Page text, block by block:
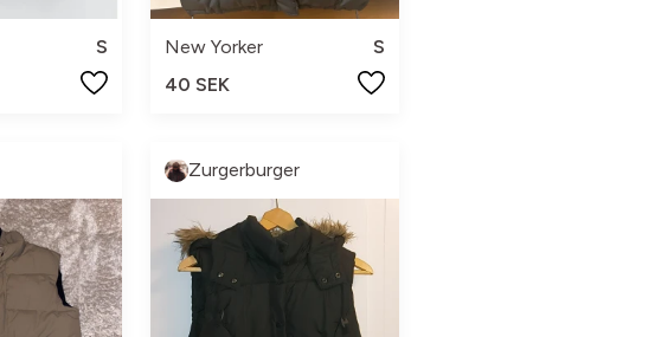
S
New Yorker
S
40 SEK
Zurgerburger